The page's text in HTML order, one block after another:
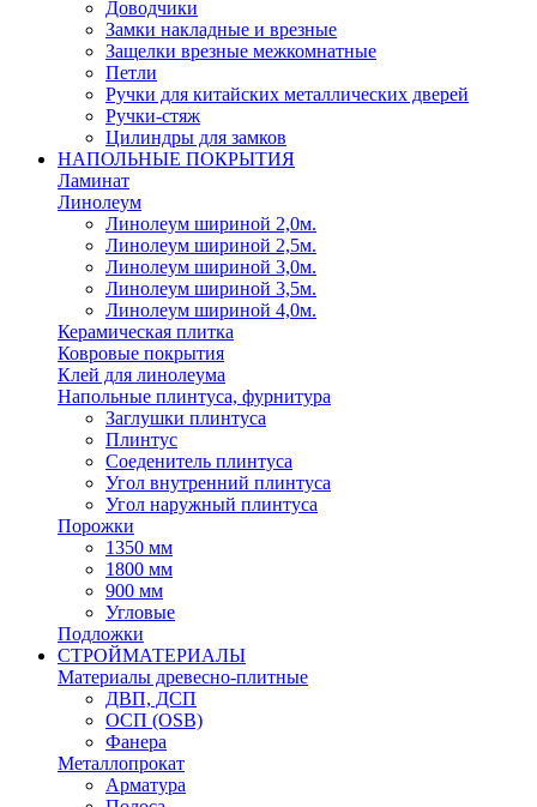
Доводчики
Замки накладные и врезные
Защелки врезные межкомнатные
Петли
Ручки для китайских металлических дверей
Ручки-стяж
Цилиндры для замков
НАПОЛЬНЫЕ ПОКРЫТИЯ
Ламинат
Линолеум
Линолеум шириной 2,0м.
Линолеум шириной 2,5м.
Линолеум шириной 3,0м.
Линолеум шириной 3,5м.
Линолеум шириной 4,0м.
Керамическая плитка
Ковровые покрытия
Клей для линолеума
Напольные плинтуса, фурнитура
Заглушки плинтуса
Плинтус
Соеденитель плинтуса
Угол внутренний плинтуса
Угол наружный плинтуса
Порожки
1350 мм
1800 мм
900 мм
Угловые
Подложки
СТРОЙМАТЕРИАЛЫ
Материалы древесно-плитные
ДВП, ДСП
ОСП (OSB)
Фанера
Металлопрокат
Арматура